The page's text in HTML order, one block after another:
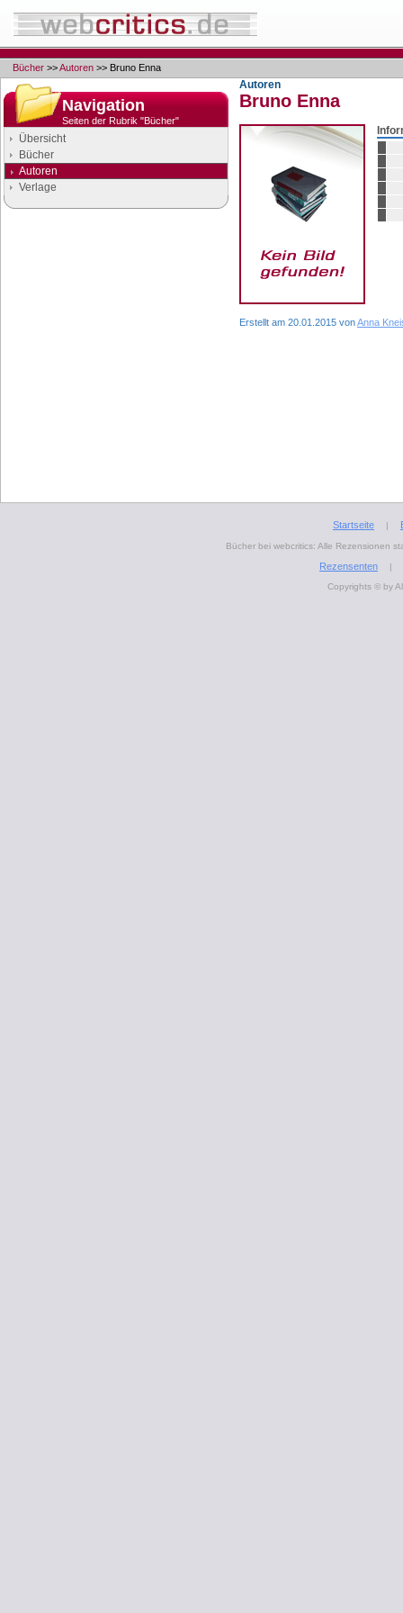
Bücher >>Autoren >> Bruno Enna
Navigation
Seiten der Rubrik "Bücher"
Übersicht
Bücher
Autoren
Verlage
Autoren
Bruno Enna
Erstellt am 20.01.2015 vonAnna
Startseite |
Bücher bei webcritics: Alle Rezensionen
Rezensenten
|
Copyrights © by